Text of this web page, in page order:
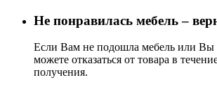
Не понравилась мебель –
Если Вам не подошла мебель или Вы
можете отказаться от товара в
получения.